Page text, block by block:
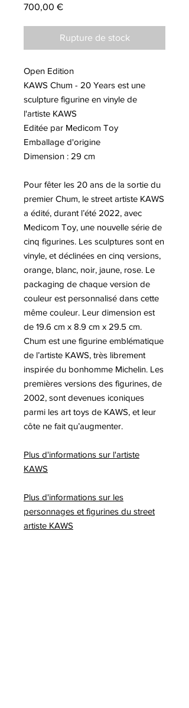
700,00 €Prix
Rupture de stock
Open Edition
KAWS Chum - 20 Years est une
sculpture figurine en vinyle de
l'artiste KAWS
Editée par Medicom Toy
Emballage d'origine
Dimension : 29 cm
Pour fêter les 20 ans de la sortie du
premier Chum, le street artiste KAWS
a édité, durant l’été 2022, avec
Medicom Toy, une nouvelle série de
cinq figurines. Les sculptures sont en
vinyle, et déclinées en cinq versions,
orange, blanc, noir, jaune, rose. Le
packaging de chaque version de
couleur est personnalisé dans cette
même couleur. Leur dimension est
de 19.6 cm x 8.9 cm x 29.5 cm.
Chum est une figurine emblématique
de l’artiste KAWS, très librement
inspirée du bonhomme Michelin. Les
premières versions des figurines, de
2002, sont devenues iconiques
parmi les art toys de KAWS, et leur
côte ne fait qu’augmenter.
Plus d'informations sur l'artiste
KAWS
Plus d'informations sur les
personnages et figurines du street
artiste KAWS